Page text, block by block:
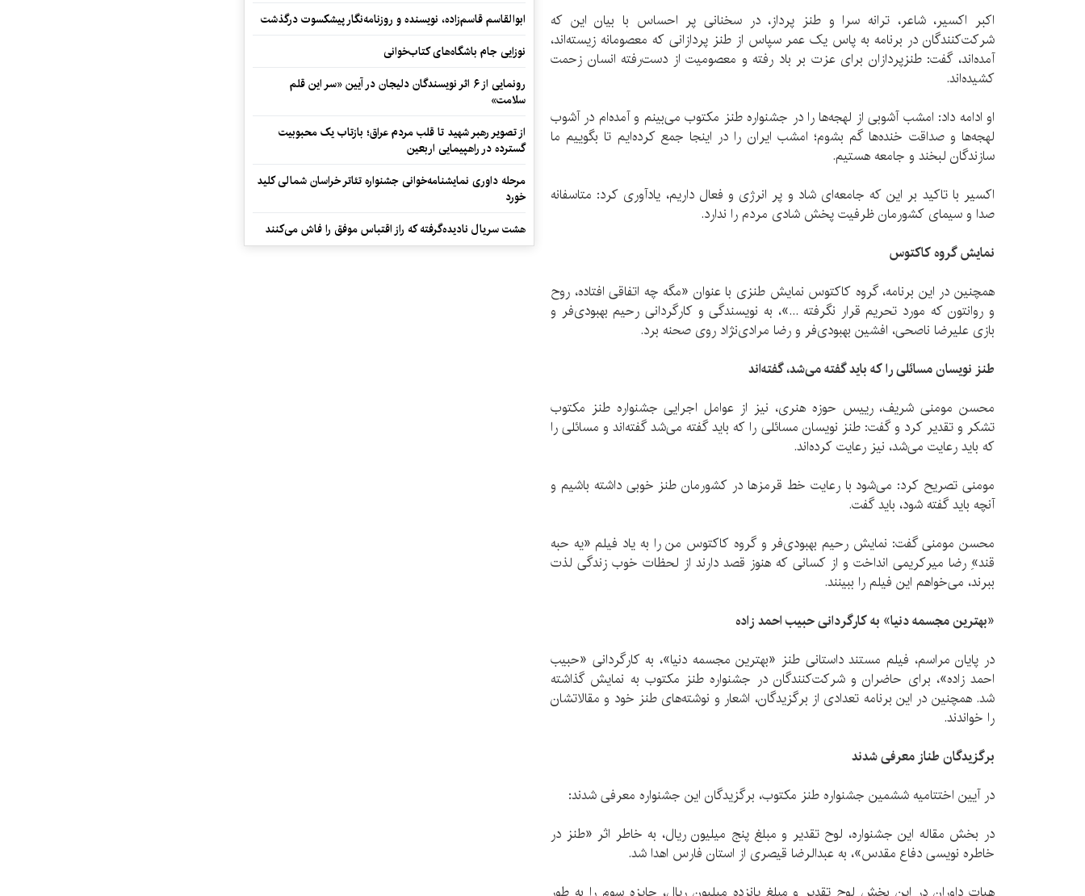
اكبر اكسیر، شاعر، ترانه سرا و طنز پرداز، در سخنانی پر احساس با بیان این كه
شركت‌كنندگان در برنامه به پاس یک عمر سپاس از طنز پردازانی كه معصومانه زیسته‌اند،
آمده‌اند، گفت: طنزپردازان برای عزت بر باد رفته و معصومیت از دست‌رفته انسان زحمت
كشیده‌اند.
او ادامه داد: امشب آشوبی از لهجه‌ها را در جشنواره طنز مكتوب می‌بینم و آمده‌ام در آشوب
لهجه‌ها و صداقت خنده‌ها گم بشوم؛ امشب ایران را در اینجا جمع كرده‌ایم تا بگوییم ما
سازندگان لبخند و جامعه هستیم.
اكسیر با تاكید بر این كه جامعه‌ای شاد و پر انرژی و فعال داریم، یادآوری كرد: متاسفانه
صدا و سیمای كشورمان ظرفیت پخش شادی مردم را ندارد.
نمایش گروه كاكتوس
همچنین در این برنامه، گروه كاكتوس نمایش طنزی با عنوان «مگه چه اتفاقی افتاده، روح
و روانتون كه مورد تحریم قرار نگرفته ...»، به نویسندگی و كارگردانی رحیم بهبودی‌فر و
بازی علیرضا ناصحی، افشین بهبودی‌فر و رضا مرادی‌نژاد روی صحنه برد.
طنز نویسان مسائلی را كه باید گفته می‌شد، گفته‌اند
محسن مومنی شریف، رییس حوزه هنری، نیز از عوامل اجرایی جشنواره طنز مكتوب
تشكر و تقدیر كرد و گفت: طنز نویسان مسائلی را كه باید گفته می‌شد گفته‌اند و مسائلی را
كه باید رعایت می‌شد، نیز رعایت كرده‌اند.
مومنی تصریح كرد: می‌شود با رعایت خط قرمز‌ها در كشورمان طنز خوبی داشته باشیم و
آنچه باید گفته شود، باید گفت.
محسن مومنی گفت: نمایش رحیم بهبودی‌فر و گروه كاكتوس من را به یاد فیلم «یه حبه
قند»ِ رضا میركریمی انداخت و از كسانی كه هنوز قصد دارند از لحظات خوب زندگی لذت
ببرند، می‌خواهم این فیلم را ببینند.
«بهترین مجسمه دنیا» به كارگردانی حبیب احمد زاده
در پایان مراسم، فیلم مستند داستانی طنز «بهترین مجسمه دنیا»، به كارگردانی «حبیب
احمد زاده»، برای حاضران و شركت‌كنندگان در جشنواره طنز مكتوب به نمایش گذاشته
شد. همچنین در این برنامه تعدادی از برگزیدگان، اشعار و نوشته‌های طنز خود و مقالاتشان
را خواندند.
برگزیدگان طناز معرفی شدند
در آیین اختتامیه ششمین جشنواره طنز مكتوب، برگزیدگان این جشنواره معرفی شدند:
در بخش مقاله این جشنواره، لوح تقدیر و مبلغ پنج میلیون ریال، به خاطر اثر «طنز در
خاطره نویسی دفاع مقدس»، به عبدالرضا قیصری از استان فارس اهدا شد.
ابوالقاسم قاسم‌زاده، نویسنده و روزنامه‌نگار پیشکسوت درگذشت
نوزایی جام باشگاه‌های کتاب‌خوانی
رونمایی از ۶ اثر نویسندگان دلیجان در آیین «سر این قلم
سلامت»
از تصویر رهبر شهید تا قلب مردم عراق؛ بازتاب یک محبوبیت
گسترده در راهپیمایی اربعین
مرحله داوری نمایشنامه‌خوانی جشنواره تئاتر خراسان شمالی کلید
خورد
هشت سریال نادیده‌گرفته که راز اقتباس موفق را فاش می‌کنند